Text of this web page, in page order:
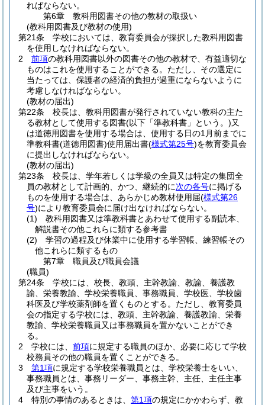
ればならない。
第6章
教科用図書その他の教材の取扱い
(教科用図書及び教材の使用)
第21条
学校においては、教育委員会が採択した教科用図書
を使用しなければならない。
2
前項の教科用図書以外の図書その他の教材で、有益適切な
ものはこれを使用することができる。 ただし、その選定に
当たっては、保護者の経済的負担が過重にならないように
考慮しなければならない。
(教材の届出)
第22条
校長は、教科用図書が発行されていない教科の主た
る教材として使用する図書(以下「準教科書」という。)又
は道徳用図書を使用する場合は、使用する日の1月前までに
準教科書(道徳用図書)使用届出書(様式第25号)を教育委員会
に提出しなければならない。
(教材の届出)
第23条
校長は、学年若しくは学級の全員又は特定の集団全
員の教材として計画的、かつ、継続的に次の各号に掲げる
ものを使用する場合は、あらかじめ教材使用届(様式第26
号)により教育委員会に届け出なければならない。
(1)
教科用図書又は準教科書とあわせて使用する副読本、
解説書その他これらに類する参考書
(2)
学習の過程及び休業中に使用する学習帳、練習帳その
他これらに類するもの
第7章
職員及び職員会議
(職員)
第24条
学校には、校長、教頭、主幹教諭、教諭、養護教
諭、栄養教諭、学校栄養職員、事務職員、学校医、学校歯
科医及び学校薬剤師を置くものとする。 ただし、教育委員
会の指定する学校には、教頭、主幹教諭、養護教諭、栄養
教諭、学校栄養職員又は事務職員を置かないことができ
る。
2
学校には、 前項に規定する職員のほか、必要に応じて学校
校務員その他の職員を置くことができる。
3
第1項に規定する学校栄養職員とは、学校栄養士をいい、
事務職員とは、事務リーダー、事務主幹、主任、主任主事
及び主事をいう。
4
特別の事情のあるときは、 第1項の規定にかかわらず、教